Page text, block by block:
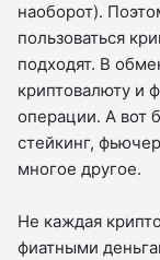
наоборот).
пользоваться
подходят. В
криптовалюту и
операции. А вот
стейкинг,
многое другое.
Не каждая
фиатными